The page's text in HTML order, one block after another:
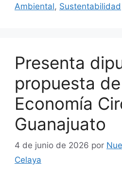
Ambiental, Sustentabilidad
Presenta
propuesta
Economía
Guanajuato
4 de junio de 2026 por
Celaya